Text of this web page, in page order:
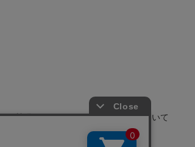
ご質問 サイトポリシーについて